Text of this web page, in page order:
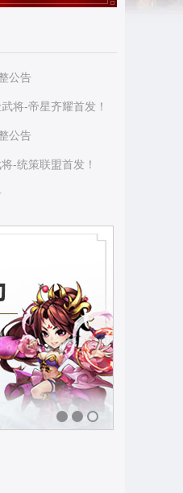
公告
将-帝星齐耀首发！
公告
-统策联盟首发！